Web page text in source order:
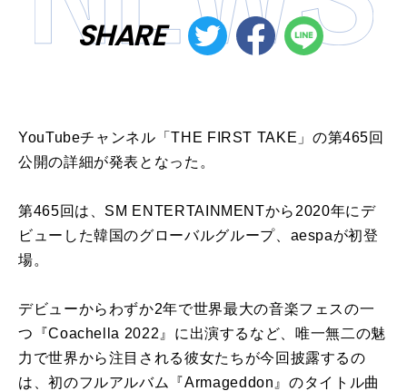
SHARE
YouTubeチャンネル「THE FIRST TAKE」の第465回
公開の詳細が発表となった。
第465回は、SM ENTERTAINMENTから2020年にデ
ビューした韓国のグローバルグループ、aespaが初登
場。
デビューからわずか2年で世界最大の音楽フェスの一
つ『Coachella 2022』に出演するなど、唯一無二の魅
力で世界から注目される彼女たちが今回披露するの
は、初のフルアルバム『Armageddon』のタイトル曲